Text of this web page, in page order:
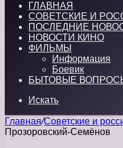
ГЛАВНАЯ
СОВЕТСКИЕ И
ПОСЛЕДНИЕ
НОВОСТИ КИНО
ФИЛЬМЫ
Информация
Боевик
БЫТОВЫЕ
Искать
Главная/Советские и
Прозоровский-Семёнов